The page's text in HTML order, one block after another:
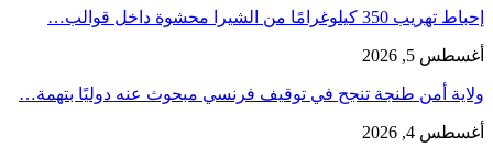
إحباط تهريب 350 كيلوغرامًا من الشيرا محشوة داخل قوالب…
أغسطس 5, 2026
ولاية أمن طنجة تنجح في توقيف فرنسي مبحوث عنه دوليًا بتهمة…
أغسطس 4, 2026